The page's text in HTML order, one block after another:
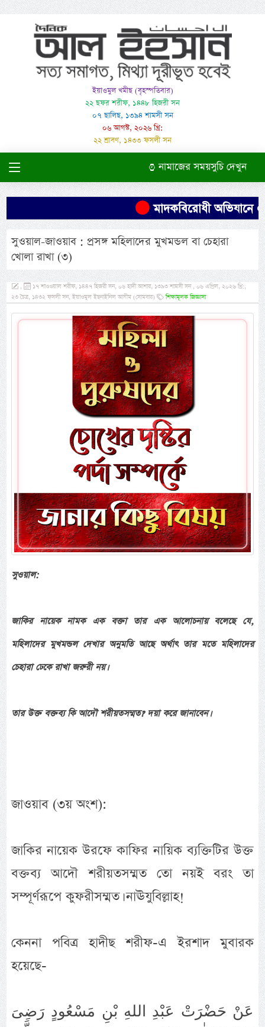
ইয়াওমুল খমীছ (বৃহস্পতিবার)
২২ ছফর শরীফ, ১৪৪৮ হিজরী সন
০৭ ছালিছ, ১৩৯৪ শামসী সন
০৬ আগস্ট, ২০২৬ খ্রি:
২২ শ্রাবণ, ১৪৩৩ ফসলী সন
নামাজের সময়সুচি দেখুন
মাদকবিরোধী অভিযানে এক
সুওয়াল-জাওয়াব : প্রসঙ্গ মহিলাদের মুখমন্ডল বা চেহারা
খোলা রাখা (৩)
,
১৭ শাওওয়াল শরীফ, ১৪৪৭ হিজরী সন, ০৬ হাদী আশার, ১৩৯৩ শামসী সন , ০৬ এপ্রিল, ২০২৬ খ্রি:,
২৩ চৈত্র, ১৪৩২ ফসলী সন, ইয়াওমুল ইছনাইনিল আযীম (সোমবার)
শিক্ষামূলক জিজ্ঞাসা
সুওয়াল:
জাকির নায়েক নামক এক বক্তা তার এক আলোচনায় বলেছে যে,
মহিলাদের মুখমন্ডল দেখার অনুমতি আছে অর্থাৎ তার মতে মহিলাদের
চেহারা ঢেকে রাখা জরুরী নয়।
তার উক্ত বক্তব্য কি আদৌ শরীয়তসম্মত? দয়া করে জানাবেন।
জাওয়াব (৩য় অংশ):
জাকির নায়েক উরফে কাফির নায়িক ব্যক্তিটির উক্ত
বক্তব্য আদৌ শরীয়তসম্মত তো নয়ই বরং তা
সম্পূর্ণরূপে কুফরীসম্মত। নাঊযুবিল্লাহ!
কেননা পবিত্র হাদীছ শরীফ-এ ইরশাদ মুবারক
হয়েছে-
عَنْ حَضْرَتْ عَبْدِ اللهِ بْنِ مَسْعُودٍ رَضِىَ